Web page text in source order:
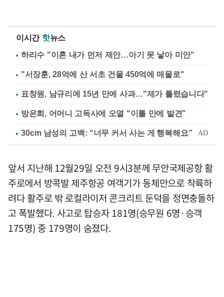
이시간 핫뉴스
하리수 "이혼 내가 먼저 제안…아기 못 낳아 미안"
"서장훈, 28억에 산 서초 건물 450억에 매물로"
표창원, 남규리에 15년 만에 사과…"제가 틀렸습니다"
방은희, 어머니 고독사에 오열 "이틀 만에 발견"
앞서 지난해 12월29일 오전 9시3분께 무안국제공항 활
주로에서 방콕발 제주항공 여객기가 동체만으로 착륙하
려다 활주로 밖 로컬라이저 콘크리트 둔덕을 정면충돌하
고 폭발했다. 사고로 탑승자 181명(승무원 6명·승객
175명) 중 179명이 숨졌다.